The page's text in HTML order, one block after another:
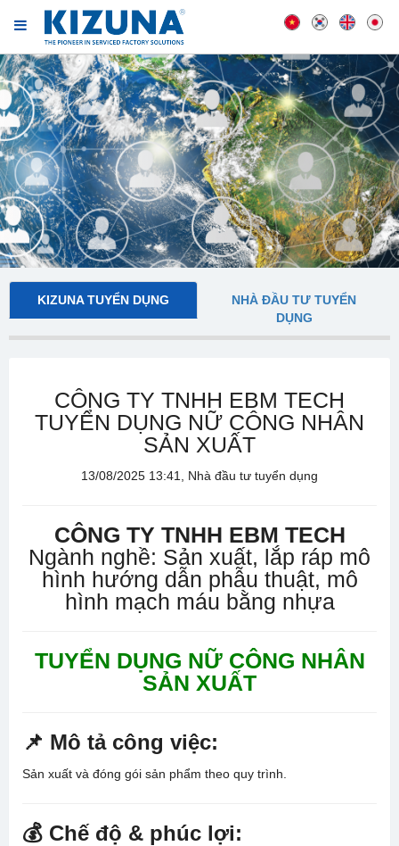
KIZUNA TUYỂN DỤNG
NHÀ ĐẦU TƯ TUYỂN
DỤNG
CÔNG TY TNHH EBM TECH
TUYỂN DỤNG NỮ CÔNG NHÂN
SẢN XUẤT
13/08/2025 13:41, Nhà đầu tư tuyển dụng
CÔNG TY TNHH EBM TECH
Ngành nghề: Sản xuất, lắp ráp mô
hình hướng dẫn phẫu thuật, mô
hình mạch máu bằng nhựa
TUYỂN DỤNG NỮ CÔNG NHÂN
SẢN XUẤT
📌 Mô tả công việc:
Sản xuất và đóng gói sản phẩm theo quy trình.
💰 Chế độ & phúc lợi: